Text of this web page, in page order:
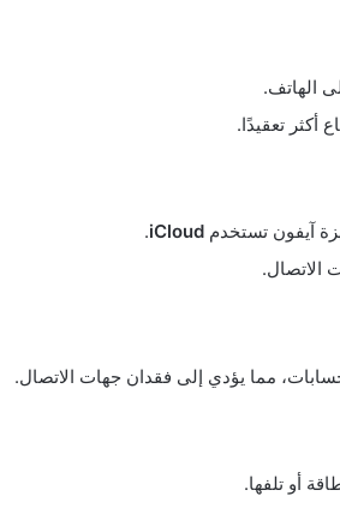
الهاتف.
أكثر تعقيدًا.
آيفون تستخدم iCloud
.
الاتصال.
مما يؤدي إلى فقدان جهات الاتصال.